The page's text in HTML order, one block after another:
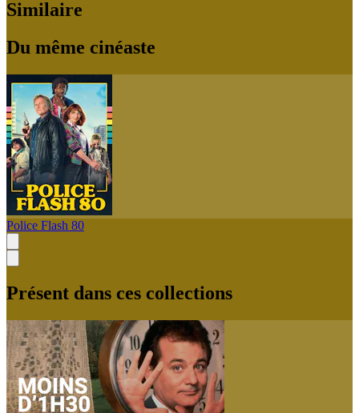
Similaire
Du même cinéaste
Police Flash 80
Présent dans ces collections